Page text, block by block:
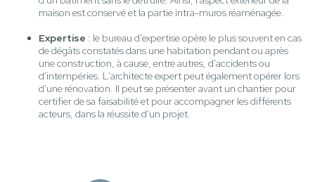
maison est conservé et la partie intra-muros réaménagée.
Expertise : le bureau d'expertise opère le plus souvent en cas
de dégâts constatés dans une habitation pendant ou après
une construction, à cause, entre autres, d'accidents ou
d'intempéries. L'architecte expert peut également opérer lors
d'une rénovation. Il peut se présenter avant un chantier pour
certifier de sa faisabilité et pour accompagner les différents
acteurs, dans la réussite d'un projet.